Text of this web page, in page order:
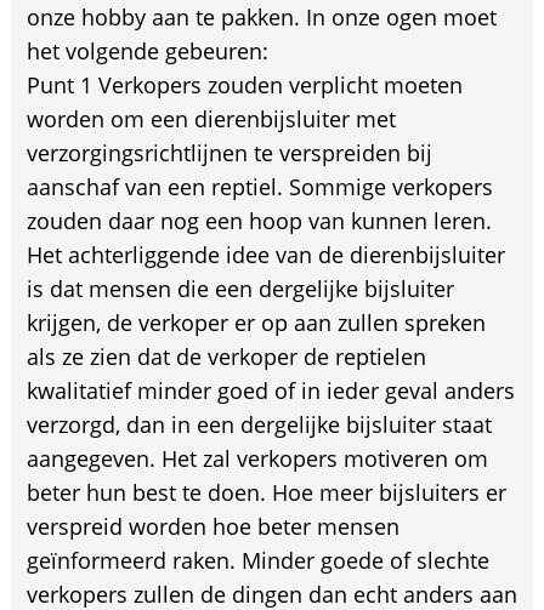
onze hobby aan te pakken. In onze ogen moet
het volgende gebeuren:
Punt 1 Verkopers zouden verplicht moeten
worden om een dierenbijsluiter met
verzorgingsrichtlijnen te verspreiden bij
aanschaf van een reptiel. Sommige verkopers
zouden daar nog een hoop van kunnen leren.
Het achterliggende idee van de dierenbijsluiter
is dat mensen die een dergelijke bijsluiter
krijgen, de verkoper er op aan zullen spreken
als ze zien dat de verkoper de reptielen
kwalitatief minder goed of in ieder geval anders
verzorgd, dan in een dergelijke bijsluiter staat
aangegeven. Het zal verkopers motiveren om
beter hun best te doen. Hoe meer bijsluiters er
verspreid worden hoe beter mensen
geïnformeerd raken. Minder goede of slechte
verkopers zullen de dingen dan echt anders aan